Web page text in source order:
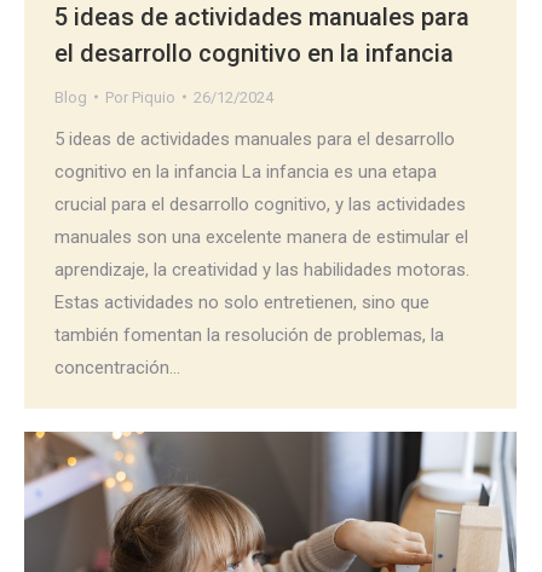
5 ideas de actividades manuales para
el desarrollo cognitivo en la infancia
Blog Por Piquio 26/12/2024
5 ideas de actividades manuales para el desarrollo
cognitivo en la infancia La infancia es una etapa
crucial para el desarrollo cognitivo, y las actividades
manuales son una excelente manera de estimular el
aprendizaje, la creatividad y las habilidades motoras.
Estas actividades no solo entretienen, sino que
también fomentan la resolución de problemas, la
concentración…